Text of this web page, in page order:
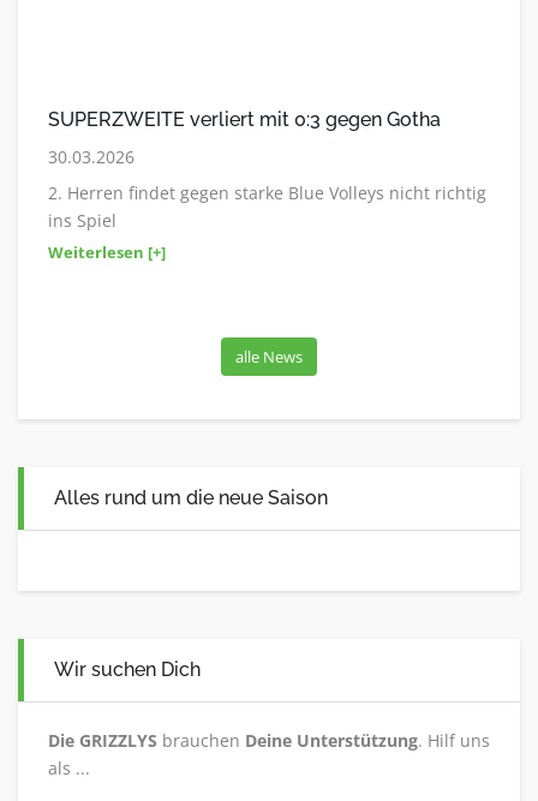
SUPERZWEITE verliert mit 0:3 gegen Gotha
30.03.2026
2. Herren findet gegen starke Blue Volleys nicht richtig
ins Spiel
Weiterlesen [+]
alle News
Alles rund um die neue Saison
Wir suchen Dich
Die GRIZZLYS brauchen Deine Unterstützung. Hilf uns
als ...